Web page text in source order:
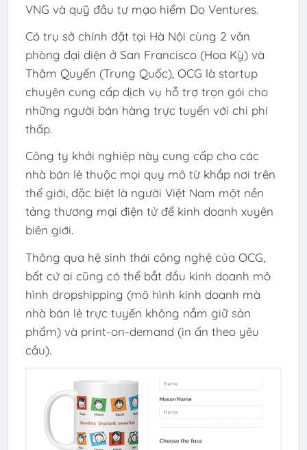
VNG và quỹ đầu tư mạo hiểm Do Ventures.
Có trụ sở chính đặt tại Hà Nội cùng 2 văn
phòng đại diện ở San Francisco (Hoa Kỳ) và
Thâm Quyến (Trung Quốc), OCG là startup
chuyên cung cấp dịch vụ hỗ trợ trọn gói cho
những người bán hàng trực tuyến với chi phí
thấp.
Công ty khởi nghiệp này cung cấp cho các
nhà bán lẻ thuộc mọi quy mô từ khắp nơi trên
thế giới, đặc biệt là người Việt Nam một nền
tảng thương mại điện tử để kinh doanh xuyên
biên giới.
Thông qua hệ sinh thái công nghệ của OCG,
bất cứ ai cũng có thể bắt đầu kinh doanh mô
hình dropshipping (mô hình kinh doanh mà
nhà bán lẻ trực tuyến không nắm giữ sản
phẩm) và print-on-demand (in ấn theo yêu
cầu).